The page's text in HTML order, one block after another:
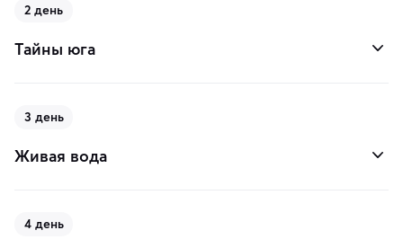
2 день
Тайны юга
3 день
Живая вода
4 день